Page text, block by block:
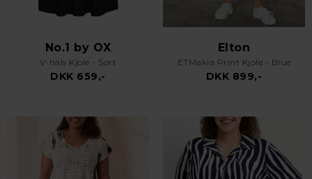
No.1 by OX
V-hals Kjole - Sort
DKK 659,-
Elton
ETMakia Print Kjole - Blue
DKK 899,-